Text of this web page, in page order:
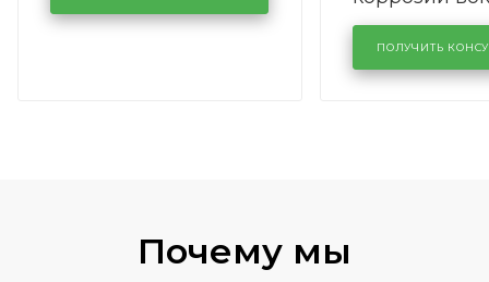
KUTUZOVV
лобового
районе
Volkswagen
ПОЛУЧИТЬ
Почему мы